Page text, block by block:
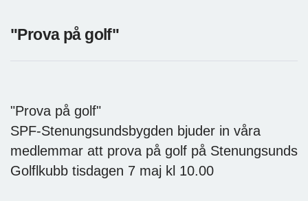
"Prova på golf"
"Prova på golf"
SPF-Stenungsundsbygden bjuder in våra
medlemmar att prova på golf på Stenungsunds
Golflkubb tisdagen 7 maj kl 10.00